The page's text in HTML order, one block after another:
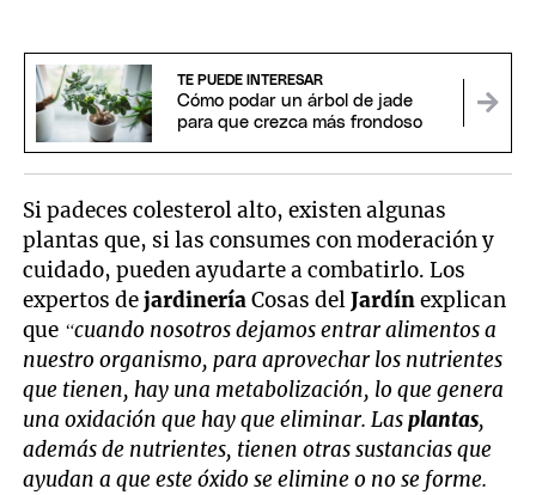
TE PUEDE INTERESAR
Cómo podar un árbol de jade
para que crezca más frondoso
Si padeces colesterol alto, existen algunas
plantas que, si las consumes con moderación y
cuidado, pueden ayudarte a combatirlo. Los
expertos dejardineríaCosas delJardínexplican
que “cuando nosotros dejamos entrar alimentos a
nuestro organismo, para aprovechar los nutrientes
que tienen, hay una metabolización, lo que genera
una oxidación que hay que eliminar. Lasplantas,
además de nutrientes, tienen otras sustancias que
ayudan a que este óxido se elimine o no se forme.